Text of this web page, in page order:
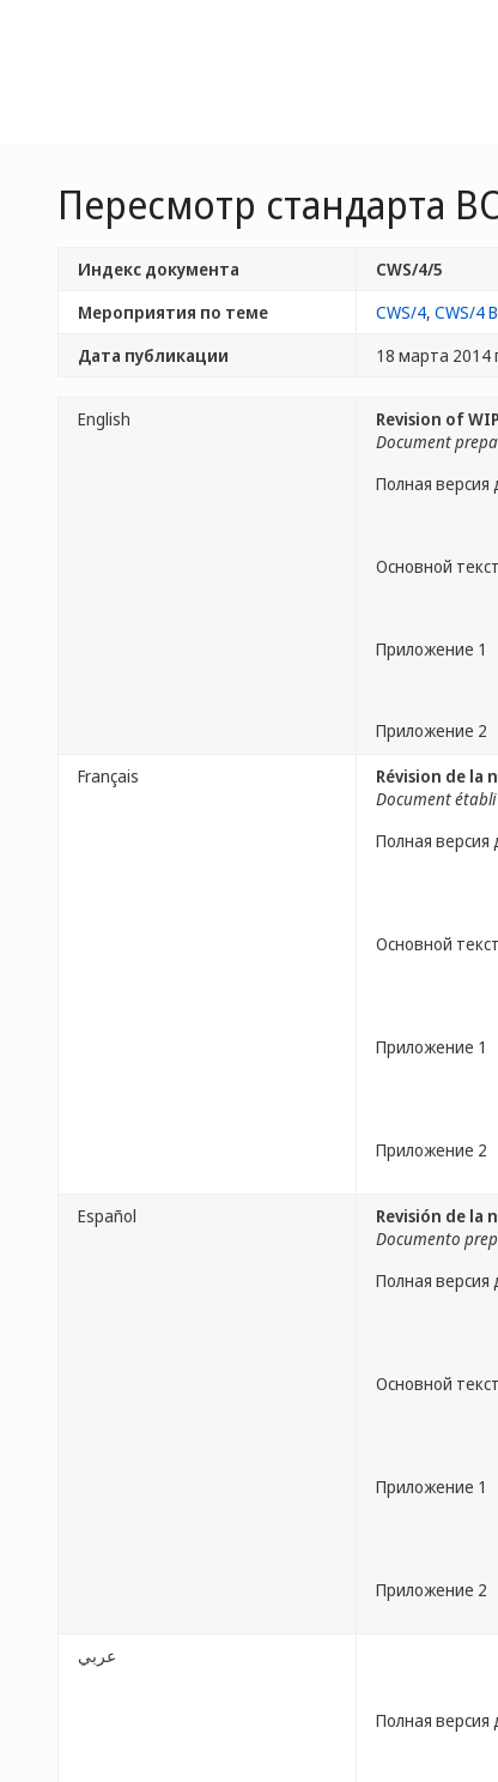
Пересмотр стандарта
Индекс документа
CWS/4/5
Мероприятия по теме
CWS/4, CWS/4
Дата публикации
18 марта 2014
English
Revision of
Document
Полная версия
Основной
Приложение 1
Приложение 2
Français
Révision de la
Document
Полная версия
Основной
Приложение 1
Приложение 2
Español
Revisión de la
Documento
Полная версия
Основной
Приложение 1
Приложение 2
عربي
Полная версия